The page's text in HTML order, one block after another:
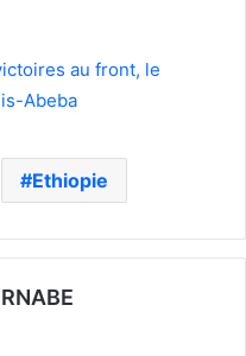
au front, le
Abeba
Ethiopie